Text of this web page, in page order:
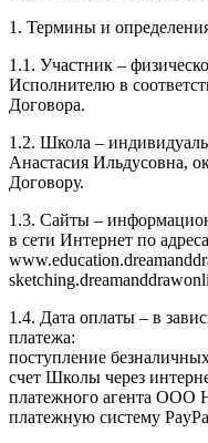
1. Термины и
1.1. Участник –
Исполнителю в
Договора.
1.2. Школа –
Анастасия Ильдусовна,
Договору.
1.3. Сайты –
в сети Интернет по
1.4. Дата оплаты – в
платежа:
поступление
счет Школы через
платежного агента ООО
платежную систему